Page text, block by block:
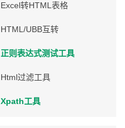
Excel转HTML表格
HTML/UBB互转
正则表达式测试工具
Html过滤工具
Xpath工具